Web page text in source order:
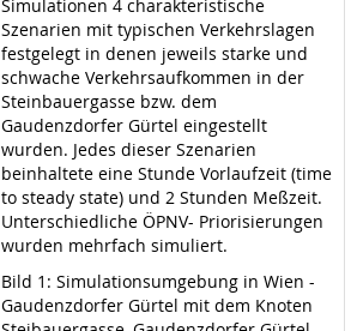
Simulationen 4 charakteristische
Szenarien mit typischen Verkehrslagen
festgelegt in denen jeweils starke und
schwache Verkehrsaufkommen in der
Steinbauergasse bzw. dem
Gaudenzdorfer Gürtel eingestellt
wurden. Jedes dieser Szenarien
beinhaltete eine Stunde Vorlaufzeit (time
to steady state) und 2 Stunden Meßzeit.
Unterschiedliche ÖPNV- Priorisierungen
wurden mehrfach simuliert.
Bild 1: Simulationsumgebung in Wien -
Gaudenzdorfer Gürtel mit dem Knoten